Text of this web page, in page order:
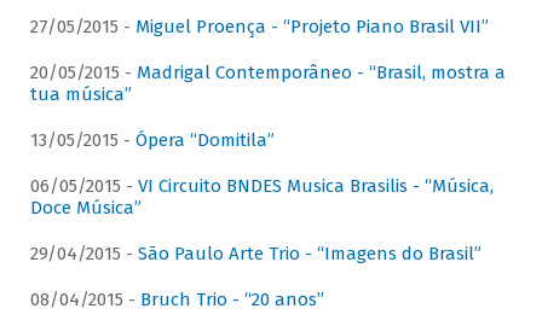
27/05/2015 - Miguel Proença - “Projeto Piano Brasil VII”
20/05/2015 - Madrigal Contemporâneo - “Brasil, mostra a
tua música”
13/05/2015 - Ópera “Domitila”
06/05/2015 - VI Circuito BNDES Musica Brasilis - “Música,
Doce Música”
29/04/2015 - São Paulo Arte Trio - “Imagens do Brasil”
08/04/2015 - Bruch Trio - “20 anos”